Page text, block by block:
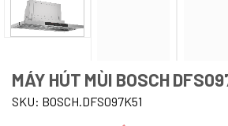
MÁY HÚT MÙI BOSCH
SKU: BOSCH.DFS097K51